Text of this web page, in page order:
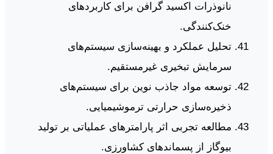
نانوذرات اکسید گرافن برای کاربردهای
خنک‌کنندگی.
تحلیل عملکرد و بهینه‌سازی سیستم‌های
سرمایش تبخیری غیرمستقیم.
توسعه مواد جاذب نوین برای سیستم‌های
ذخیره‌سازی حرارتی ترموشیمیایی.
مطالعه تجربی اثر پارامترهای عملیاتی بر تولید
بیوگاز از پسماندهای کشاورزی.